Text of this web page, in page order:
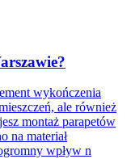
wykończenia
ale również
montaż parapetów
na materiał
wpływ n